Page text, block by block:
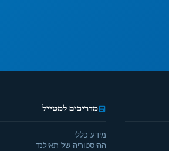
מדריכים למטייל
מידע כללי
ההיסטוריה של תאילנד